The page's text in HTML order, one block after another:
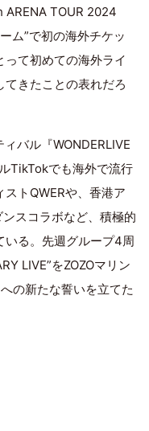
ARENA TOUR 2024
ム”で初の海外チケッ
って初めての海外ライ
きたことの表れだろ
バル『WONDERLIVE
TikTokでも海外で流行
トQWERや、香港ア
スコラボなど、積極的
いる。先週グループ4周
LIVE”をZOZOマリン
の新たな誓いを立てた